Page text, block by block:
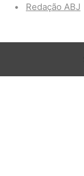
Categories:
Redação ABJ